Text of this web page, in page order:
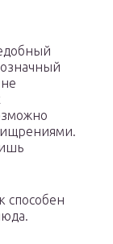
способен